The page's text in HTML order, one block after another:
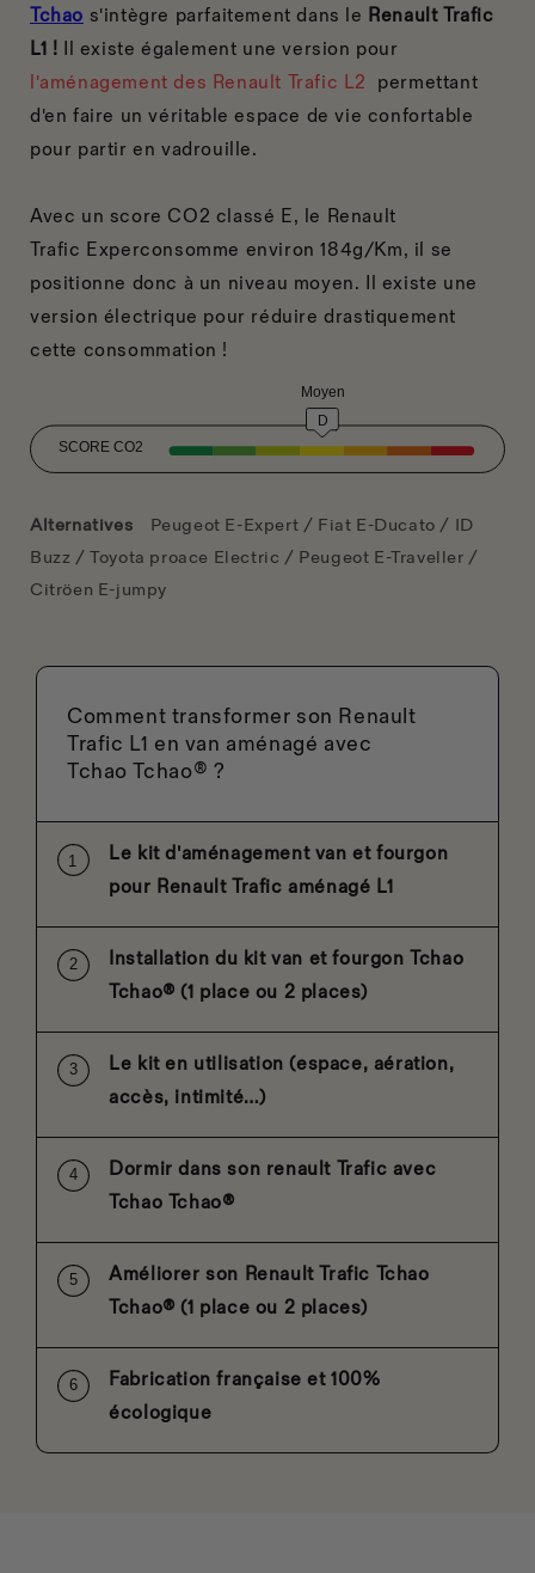
Tchao s'intègre parfaitement dans le Renault Trafic
L1 ! Il existe également une version pour
l'aménagement des Renault Trafic L2
permettant
d'en faire un véritable espace de vie confortable
pour partir en vadrouille.
Avec un score CO2 classé E, le Renault
Trafic Experconsomme environ 184g/Km, il se
positionne donc à un niveau moyen. Il existe une
version électrique pour réduire drastiquement
cette consommation !
Alternatives Peugeot E-Expert / Fiat E-Ducato / ID
Buzz / Toyota proace Electric / Peugeot E-Traveller /
Citröen E-jumpy
Comment transformer son Renault
Trafic L1 en van aménagé avec
Tchao Tchao® ?
Le kit d'aménagement van et fourgon
pour Renault Trafic aménagé L1
Installation du kit van et fourgon Tchao
Tchao® (1 place ou 2 places)
Le kit en utilisation (espace, aération,
accès, intimité…)
Dormir dans son renault Trafic avec
Tchao Tchao®
Améliorer son Renault Trafic Tchao
Tchao® (1 place ou 2 places)
Fabrication française et 100%
écologique